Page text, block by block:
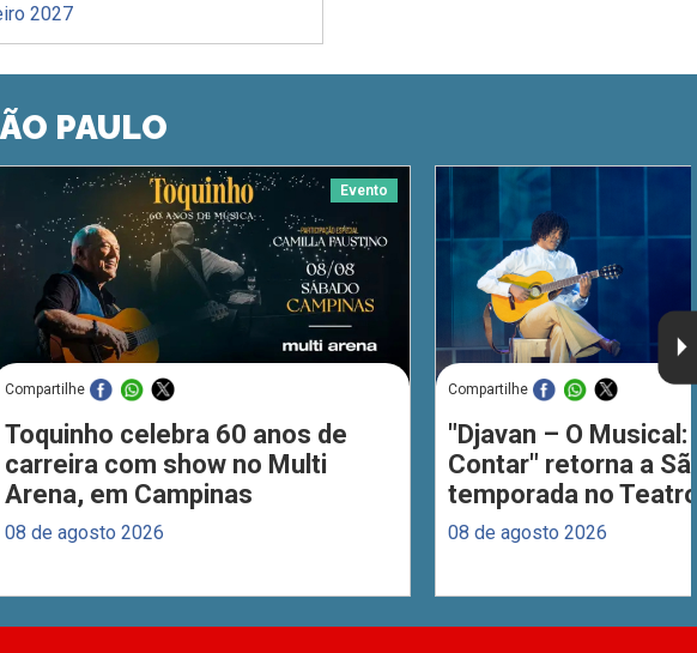
2027
PAULO
Evento
Compartilhe
Toquinho celebra 60 anos de
carreira com show no Multi
Arena, em Campinas
08 de agosto 2026
Compartilhe
"Djavan – O Musical:
Contar" retorna a
temporada no
08 de agosto 2026